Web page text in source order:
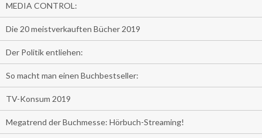
MEDIA CONTROL:
Die 20 meistverkauften Bücher 2019
Der Politik entliehen:
So macht man einen Buchbestseller:
TV-Konsum 2019
Megatrend der Buchmesse: Hörbuch-Streaming!